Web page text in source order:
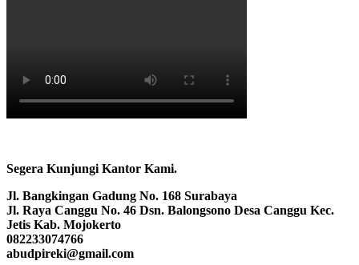
Segera Kunjungi Kantor Kami.
Jl. Bangkingan Gadung No. 168 Surabaya
Jl. Raya Canggu No. 46 Dsn. Balongsono Desa Canggu Kec.
Jetis Kab. Mojokerto
082233074766
abudpireki@gmail.com